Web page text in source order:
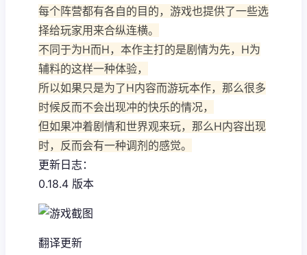
每个阵营都有各自的目的，游戏也提供了一些选
择给玩家用来合纵连横。
不同于为H而H，本作主打的是剧情为先，H为
辅料的这样一种体验，
所以如果只是为了H内容而游玩本作，那么很多
时候反而不会出现冲的快乐的情况，
但如果冲着剧情和世界观来玩，那么H内容出现
时，反而会有一种调剂的感觉。
更新日志：
0.18.4 版本
翻译更新